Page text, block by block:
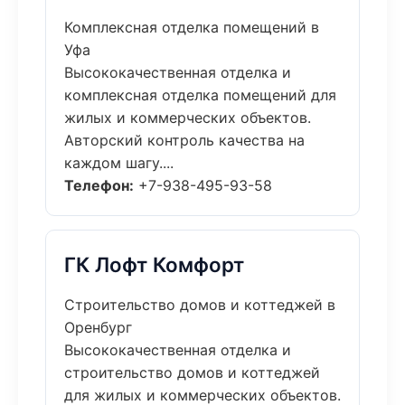
Комплексная отделка помещений в
Уфа
Высококачественная отделка и
комплексная отделка помещений для
жилых и коммерческих объектов.
Авторский контроль качества на
каждом шагу....
Телефон: +7-938-495-93-58
ГК Лофт Комфорт
Строительство домов и коттеджей в
Оренбург
Высококачественная отделка и
строительство домов и коттеджей
для жилых и коммерческих объектов.